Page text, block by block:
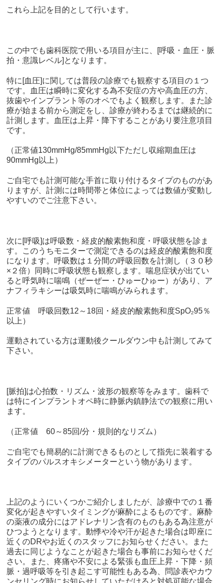
これら上記を目的として行います。
この中でも歯科医院で用いる項目が主に、 [呼吸・血圧・脈
拍・意識レベル] となります。
特に [血圧]に関しては普段の診療でも観察する項目の１つ
です。血圧は瞬時に変化する為不安症の方や高血圧の方、
抜歯やインプラント等のオペでもよく観察します。また診
療が始まる前から測定をし、診療が終わるまでは継続的に
計測します。血圧は上昇・降下することがあり要注意項目
です。
（正常値130mmHg/85mmHg以下ただし収縮期血圧は
90mmHg以上）
ご自宅でも計測可能な手首に取り付けるタイプのものがあ
りますが、計測には時間帯と体位によっては数値が変動し
やすいのでご注意下さい。
次に [呼吸]は呼吸数・経皮的酸素飽和度・呼吸状態を診ま
す。このうちモニターで測定できるのは経皮的酸素飽和度
になります。呼吸数は１分間の呼吸回数を計測し（３０秒
×２倍）同時に呼吸状態も観察します。喘息症状が出てい
ると呼気時に喘鳴（ぜーぜー・ひゅーひゅー）があり、ア
ナフィラキシーは吸気時に喘鳴がみられます。
正常値 呼吸回数12 ～ 18回・経皮的酸素飽和度SpO₂95％
以上）
運動されている方は運動後クールダウン中も計測してみて
下さい。
[脈拍]は心拍数・リズム・波形の観察等をみます。歯科で
は特にインプラントオペ時に静脈内鎮静法での観察に用い
ます。
（正常値60～85回/分・規則的なリズム）
ご自宅でも簡易的に計測できるものとして指先に装着する
タイプのパルスオキシメーターという物があります。
上記のようにいくつかご紹介しましたが、診療中での１番
変化が起きやすいタイミングが麻酔によるものです。麻酔
の薬液の成分にはアドレナリン含有のものもある為注意が
ひつようとなります。動悸や冷や汗が起きた場合は即座に
近くのDRやお近くのスタッフにお知らせください。また
過去に同じようなことが起きた場合も事前にお知らせくだ
さい。また、疼痛や不安による緊張も血圧上昇・下降・頻
脈・過呼吸等を引き起こす可能性もある為、問診表やカウ